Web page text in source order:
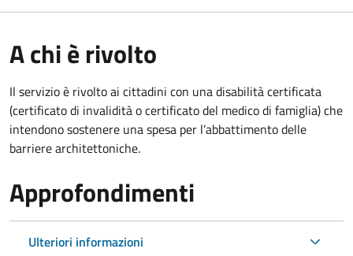
A chi è rivolto
Il servizio è rivolto ai cittadini con una disabilità certificata
(certificato di invalidità o certificato del medico di famiglia) che
intendono sostenere una spesa per l’abbattimento delle
barriere architettoniche.
Approfondimenti
Ulteriori informazioni